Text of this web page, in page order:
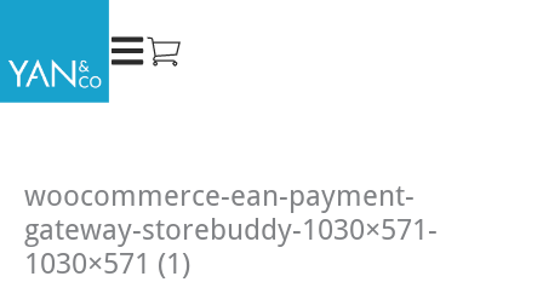
indholdet
woocommerce-ean-payment-
gateway-storebuddy-1030×571-
1030×571 (1)